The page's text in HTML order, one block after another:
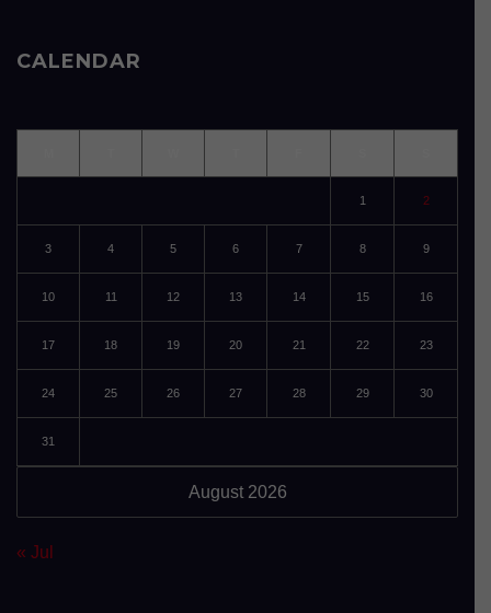
CALENDAR
August 2026
1 2
3 4 5 6 7 8 9
10 11 12 13 14 15 16
17 18 19 20 21 22 23
24 25 26 27 28 29 30
31
« Jul